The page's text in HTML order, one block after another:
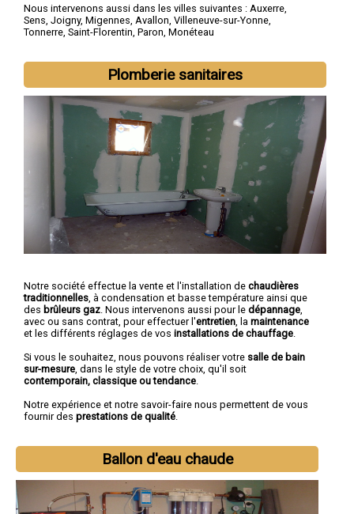
Nous intervenons aussi dans les villes suivantes : Auxerre,
Sens, Joigny, Migennes, Avallon, Villeneuve-sur-Yonne,
Tonnerre, Saint-Florentin, Paron, Monéteau
Plomberie sanitaires
Notre société effectue la vente et l'installation de chaudières
traditionnelles, à condensation et basse température ainsi que
des brûleurs gaz. Nous intervenons aussi pour le dépannage,
avec ou sans contrat, pour effectuer l'entretien, la maintenance
et les différents réglages de vos installations de chauffage.
Si vous le souhaitez, nous pouvons réaliser votre salle de bain
sur-mesure, dans le style de votre choix, qu'il soit
contemporain, classique ou tendance.
Notre expérience et notre savoir-faire nous permettent de vous
fournir des prestations de qualité.
Ballon d'eau chaude